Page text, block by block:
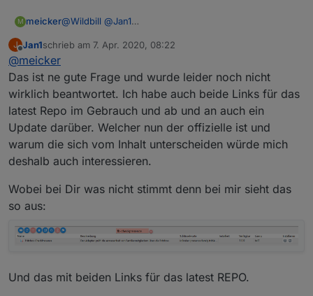
M meicker@Wildbill @Jan1
täglich mit Computern zu tun und man muss abwägen
mich grundsätzlich OK und ich hatte auch nie wirklich
Probleme damit.
Von GIT nehme ich Abstand und update nur wenn es
Adapter den ich anders nicht bekomme.
Aber die eigentliche Frage gilt immernoch dem
Unterschied zur 'alten' und 'neuen' latest. Selbst die
sind unterschiedlich - das verwirrt einwenig. Wer legt
denn fest welche repo die richtige ist ? Kann jeder
Programmierer sich aussuchen welche repo er nimmt
und warum wird bei mir fb-checkpresence bei latest
noch immer auf 0.3.0 angezeigt wenn latest eigentlich
1.0.0 ist :-)
vg Marc
J
Offline
Jan1schrieb am 7. Apr. 2020, 08:22
zuletzt editiert von
@meicker
Das ist ne gute Frage und wurde leider noch nicht
wirklich beantwortet. Ich habe auch beide Links für das
latest Repo im Gebrauch und ab und an auch ein
Update darüber. Welcher nun der offizielle ist und
warum die sich vom Inhalt unterscheiden würde mich
deshalb auch interessieren.
Wobei bei Dir was nicht stimmt denn bei mir sieht das
so aus:
Und das mit beiden Links für das latest REPO.